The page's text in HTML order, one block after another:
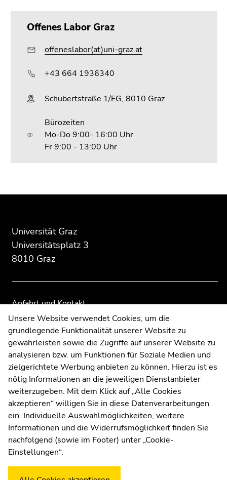
Offenes Labor Graz
offeneslabor(at)uni-graz.at
+43 664 1936340
Schubertstraße 1/EG, 8010 Graz
Bürozeiten
Mo-Do​ 9:00- 16:00 Uhr
Fr 9:00 - 13:00 Uhr
Beginn
Zusatzinformationen:
Universität Graz
Universitätsplatz 3
8010 Graz
Anfahrt und Kontakt
Kommunikation und Öffentlichkeitsarbeit
Moodle
UNIGRAZonline
Impressum
Datenschutzerklärung
Cookie-Einstellungen
Barrierefreiheitserklärung
WetterstationUni Graz
Ende
Übersicht
Ende
Übersicht
Unsere Website verwendet Cookies, um die
grundlegende Funktionalität unserer Website zu
gewährleisten sowie die Zugriffe auf unserer Website zu
analysieren bzw. um Funktionen für Soziale Medien und
zielgerichtete Werbung anbieten zu können. Hierzu ist es
nötig Informationen an die jeweiligen Dienstanbieter
weiterzugeben. Mit dem Klick auf „Alle Cookies
akzeptieren“ willigen Sie in diese Datenverarbeitungen
ein. Individuelle Auswahlmöglichkeiten, weitere
Informationen und die Widerrufsmöglichkeit finden Sie
nachfolgend (sowie im Footer) unter „Cookie-
Einstellungen“.